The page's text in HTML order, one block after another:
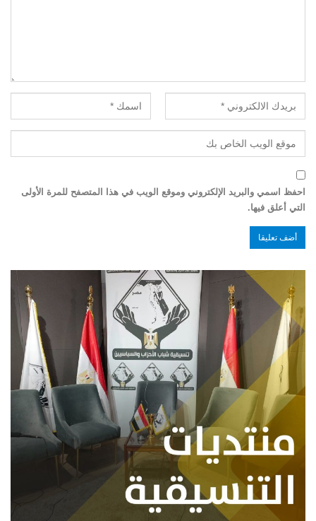
احفظ اسمي والبريد الإلكتروني وموقع الويب في هذا المتصفح للمرة الأولى
التي أعلق فيها.